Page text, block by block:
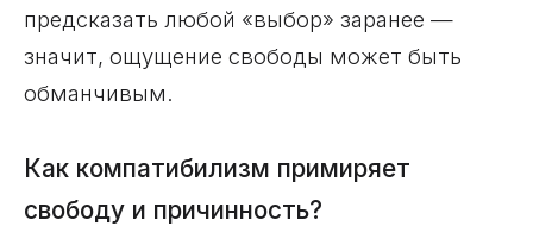
предсказать любой «выбор» заранее —
значит, ощущение свободы может быть
обманчивым.
Как компатибилизм примиряет
свободу и причинность?